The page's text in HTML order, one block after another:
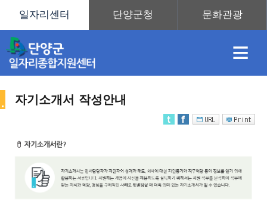
≡
자기소개서 작성안내